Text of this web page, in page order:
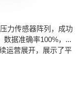
力传感器阵列，成功
数据准确率100%，...
运营展开，展示了平